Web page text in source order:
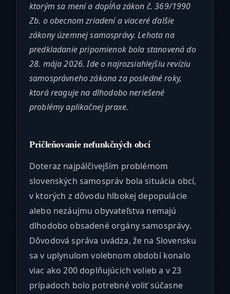
ktorým sa mení a dopĺňa zákon č. 369/1990
Zb. o obecnom zriadení a viaceré ďalšie
zákony územnej samosprávy. Lehota na
predkladanie pripomienok bola stanovená do
28. mája 2026. Ide o najrozsiahlejšiu revíziu
samosprávneho zákona za posledné roky,
ktorá reaguje na dlhodobo neriešené
problémy aplikačnej praxe.
Pričleňovanie nefunkčných obcí
Doteraz najpálčivejším problémom
slovenských samospráv bola situácia obcí,
v ktorých z dôvodu hlbokej depopulácie
alebo nezáujmu obyvateľstva nemajú
dlhodobo obsadené orgány samosprávy.
Dôvodová správa uvádza, že na Slovensku
sa v uplynulom volebnom období konalo
viac ako 200 doplňujúcich volieb a v 23
prípadoch bolo potrebné voliť súčasne